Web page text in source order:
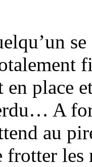
en place
A
au
frotter